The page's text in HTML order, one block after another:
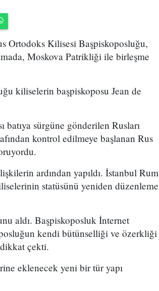
Ortodoks Kilisesi Başpiskoposluğu,
Moskova Patrikliği ile birleşme
kiliselerin başpiskoposu Jean de
sürgüne gönderilen Rusları
kontrol edilmeye başlanan Rus
ardından yapıldı. İstanbul Rum
statüsünü yeniden düzenleme
aldı. Başpiskoposluk İnternet
kendi bütünselliği ve özerkliği
çekti.
eklenecek yeni bir tür yapı